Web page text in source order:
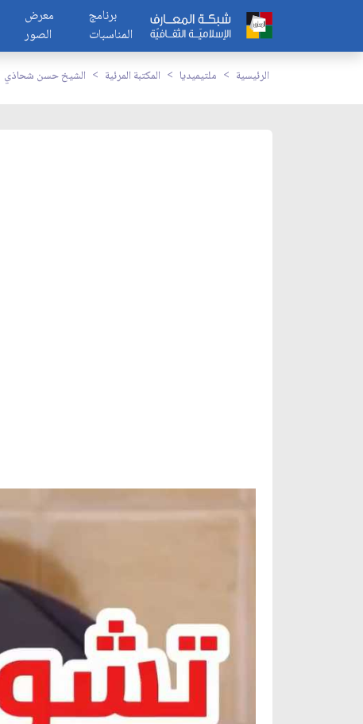
معرض
الصور
برنامج
المناسبات
الرئيسية ملتيميديا المكتبة المرئية الشيخ حسن شحاذي